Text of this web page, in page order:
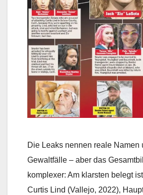
Die Leaks nennen reale Namen
Gewaltfälle – aber das
komplexer: Am klarsten belegt
Curtis Lind (Vallejo, 2022),